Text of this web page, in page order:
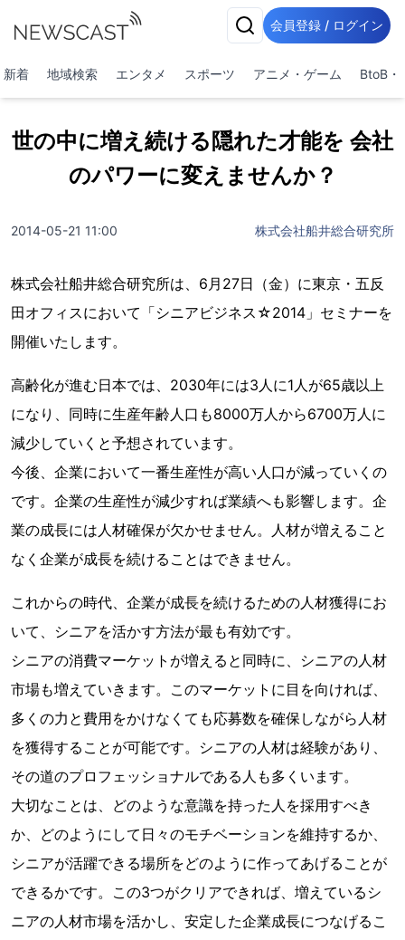
会員登録 / ログイン
新着 地域検索 エンタメ スポーツ アニメ・ゲーム BtoB・
世の中に増え続ける隠れた才能を 会社
のパワーに変えませんか？
2014-05-21 11:00 株式会社船井総合研究所
株式会社船井総合研究所は、6月27日（金）に東京・五反
田オフィスにおいて「シニアビジネス☆2014」セミナーを
開催いたします。
高齢化が進む日本では、2030年には3人に1人が65歳以上
になり、同時に生産年齢人口も8000万人から6700万人に
減少していくと予想されています。
今後、企業において一番生産性が高い人口が減っていくの
です。企業の生産性が減少すれば業績へも影響します。企
業の成長には人材確保が欠かせません。人材が増えること
なく企業が成長を続けることはできません。
これからの時代、企業が成長を続けるための人材獲得にお
いて、シニアを活かす方法が最も有効です。
シニアの消費マーケットが増えると同時に、シニアの人材
市場も増えていきます。このマーケットに目を向ければ、
多くの力と費用をかけなくても応募数を確保しながら人材
を獲得することが可能です。シニアの人材は経験があり、
その道のプロフェッショナルである人も多くいます。
大切なことは、どのような意識を持った人を採用すべき
か、どのようにして日々のモチベーションを維持するか、
シニアが活躍できる場所をどのように作ってあげることが
できるかです。この3つがクリアできれば、増えているシ
ニアの人材市場を活かし、安定した企業成長につなげるこ